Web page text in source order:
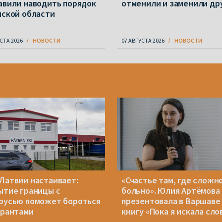
наводить порядок
области
2026 НОВОСТИ
отменили и заменили
07 АВГУСТА 2026 НОВОСТИ
настаивает:
границы с
поможет бороться
«Счастье там, где
больно». Юлия Артёмова
презентовала в Варшаве
книгу «Пока я искала